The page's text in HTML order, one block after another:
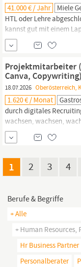
41.000 € / Jahr Miele
HTL oder Lehre
kannst gut mit einem
und
einsatzfreudig, flexibel
Partner
Projektmitarbeiter
Canva,
18.07.2026 Oberösterreich,
1.620 € / Monat
durch digitales
wachsen, wachsen,
bei der Durchführung
wichtig: Du musst nicht
ansprechenden Texten
1 2 3 4
Berufe & Begriffe
+ Alle
+ Human Resources,
Hr Business Partner
Personalberater